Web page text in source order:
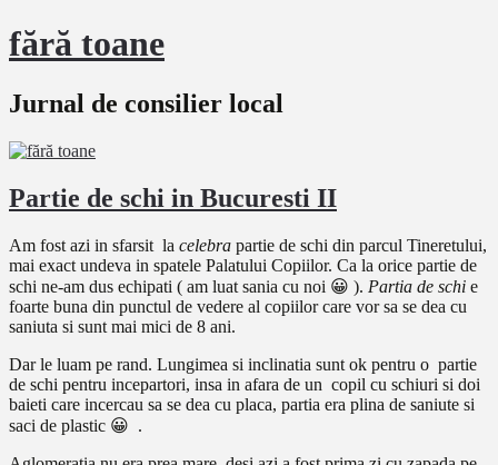
fără toane
Jurnal de consilier local
Partie de schi in Bucuresti II
Am fost azi in sfarsit la celebra partie de schi din parcul Tineretului,
mai exact undeva in spatele Palatului Copiilor. Ca la orice partie de
schi ne-am dus echipati ( am luat sania cu noi 😀 ). Partia de schi e
foarte buna din punctul de vedere al copiilor care vor sa se dea cu
saniuta si sunt mai mici de 8 ani.
Dar le luam pe rand. Lungimea si inclinatia sunt ok pentru o partie
de schi pentru incepartori, insa in afara de un copil cu schiuri si doi
baieti care incercau sa se dea cu placa, partia era plina de saniute si
saci de plastic 😀 .